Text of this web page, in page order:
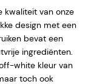
kwaliteit van onze
design met een
bevat een
ingrediënten.
white kleur van
toch ook